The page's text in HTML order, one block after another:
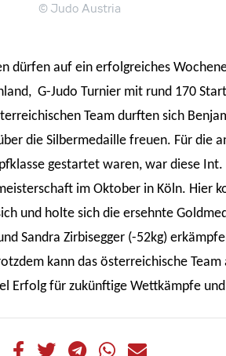
© Judo Austria
dürfen auf ein erfolgreiches
G-Judo Turnier mit rund 170
Team durften sich
die Silbermedaille freuen. Für die
gestartet waren, war diese
im Oktober in Köln. Hier
und holte sich die ersehnte
Sandra Zirbisegger (-52kg)
kann das österreichische
Erfolg für zukünftige Wettkämpfe